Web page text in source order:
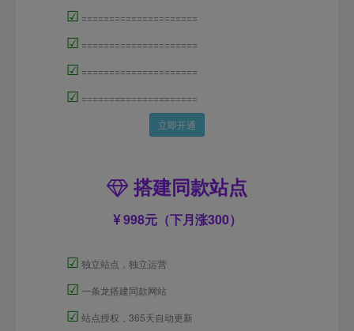
☑ =====================
☑ =====================
☑ =====================
☑ =====================
立即开通
搭建同款站点
998元（下月涨300）
☑ 独立站点，独立运营
☑ 一条龙搭建同款网站
☑ 站点授权，365天自动更新